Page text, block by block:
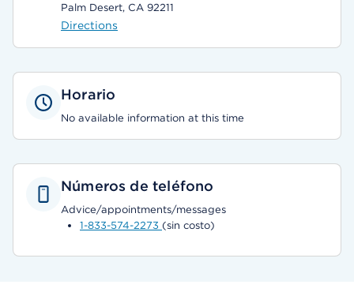
Palm Desert, CA 92211
Directions
Horario
No available information at this time
Números de teléfono
Advice/appointments/messages
1-833-574-2273 (sin costo)